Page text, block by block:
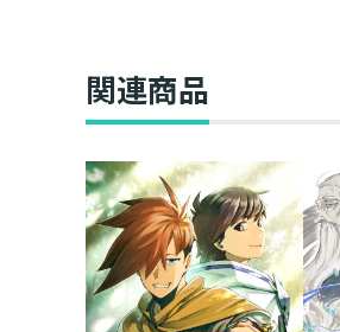
関連商品